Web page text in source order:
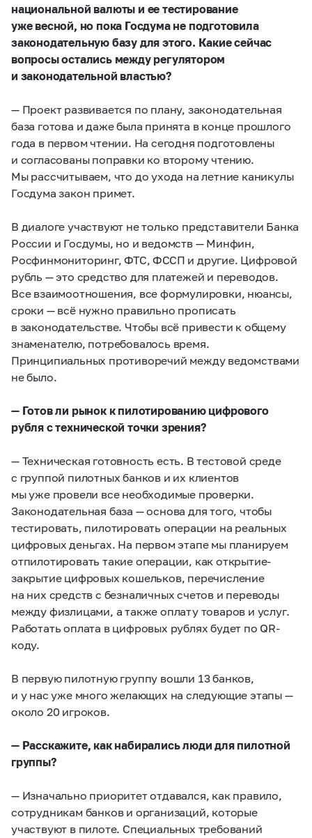
национальной валюты и ее тестирование
уже весной, но пока Госдума не подготовила
законодательную базу для этого. Какие сейчас
вопросы остались между регулятором
и законодательной властью?
— Проект развивается по плану, законодательная
база готова и даже была принята в конце прошлого
года в первом чтении. На сегодня подготовлены
и согласованы поправки ко второму чтению.
Мы рассчитываем, что до ухода на летние каникулы
Госдума закон примет.
В диалоге участвуют не только представители Банка
России и Госдумы, но и ведомств — Минфин,
Росфинмониторинг, ФТС, ФССП и другие. Цифровой
рубль — это средство для платежей и переводов.
Все взаимоотношения, все формулировки, нюансы,
сроки — всё нужно правильно прописать
в законодательстве. Чтобы всё привести к общему
знаменателю, потребовалось время.
Принципиальных противоречий между ведомствами
не было.
— Готов ли рынок к пилотированию цифрового
рубля с технической точки зрения?
— Техническая готовность есть. В тестовой среде
с группой пилотных банков и их клиентов
мы уже провели все необходимые проверки.
Законодательная база — основа для того, чтобы
тестировать, пилотировать операции на реальных
цифровых деньгах. На первом этапе мы планируем
отпилотировать такие операции, как открытие-
закрытие цифровых кошельков, перечисление
на них средств с безналичных счетов и переводы
между физлицами, а также оплату товаров и услуг.
Работать оплата в цифровых рублях будет по QR-
коду.
В первую пилотную группу вошли 13 банков,
и у нас уже много желающих на следующие этапы —
около 20 игроков.
— Расскажите, как набирались люди для пилотной
группы?
— Изначально приоритет отдавался, как правило,
сотрудникам банков и организаций, которые
участвуют в пилоте. Специальных требований